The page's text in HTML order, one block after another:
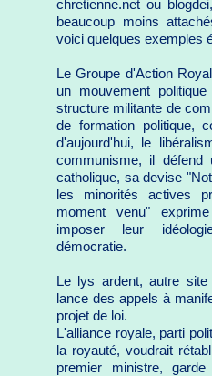
chretienne.net ou
beaucoup moins
voici quelques exemples
Le Groupe d'Action
un mouvement
structure militante de
de formation politique,
d'aujourd'hui, le
communisme, il
catholique, sa devise
les minorités actives
moment venu"
imposer leur
démocratie.
Le lys ardent, autre
lance des appels à
projet de loi.
L'alliance royale, parti
la royauté, voudrait
premier ministre,